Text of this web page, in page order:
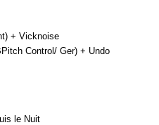
+ Vicknoise
Control/ Ger) + Undo
le Nuit